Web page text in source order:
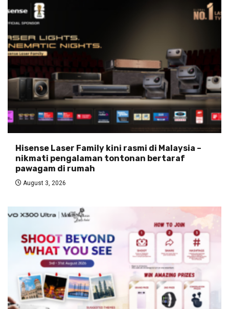
Hisense Laser Family kini rasmi di Malaysia –
nikmati pengalaman tontonan bertaraf
pawagam di rumah
August 3, 2026